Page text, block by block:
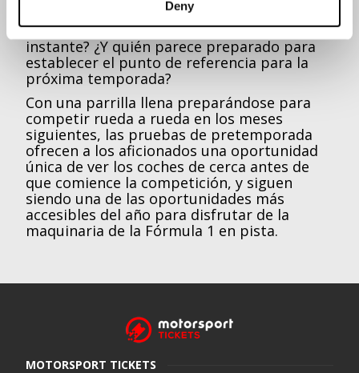
Deny
equipos han dado un paso adelante? ¿Qué
parejas de pilotos parecen sincronizadas al
instante? ¿Y quién parece preparado para
establecer el punto de referencia para la
próxima temporada?
Con una parrilla llena preparándose para
competir rueda a rueda en los meses
siguientes, las pruebas de pretemporada
ofrecen a los aficionados una oportunidad
única de ver los coches de cerca antes de
que comience la competición, y siguen
siendo una de las oportunidades más
accesibles del año para disfrutar de la
maquinaria de la Fórmula 1 en pista.
MOTORSPORT TICKETS